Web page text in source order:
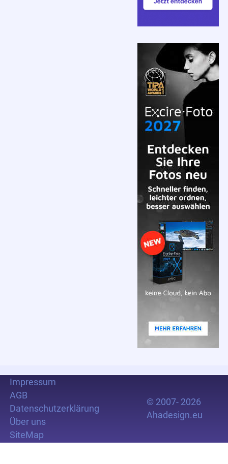
Impressum
AGB
Datenschutzerklärung
Über uns
SiteMap
© 2007- 2026
Ahadesign.eu